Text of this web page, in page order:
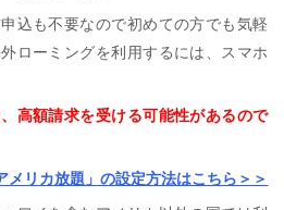
込も不要なので初めての方でも気軽
ローミングを利用するには、スマホ
高額請求を受ける可能性があるので
メリカ放題」の設定方法はこちら＞＞